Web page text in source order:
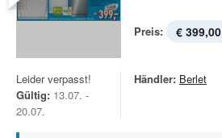
Preis: € 399,00
Leider verpasst!
Gültig: 13.07. -
20.07.
Händler: Berlet